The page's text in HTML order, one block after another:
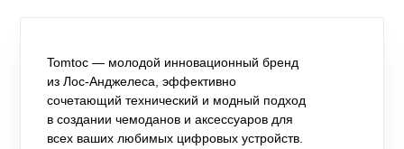
Tomtoc — молодой инновационный бренд
из Лос-Анджелеса, эффективно
сочетающий технический и модный подход
в создании чемоданов и аксессуаров для
всех ваших любимых цифровых устройств.